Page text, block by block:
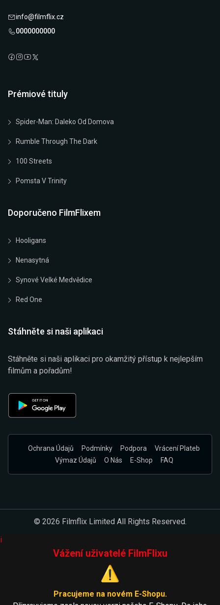
info@filmflix.cz
0000000000
Prémiové tituly
Spider-Man: Daleko Od Domova
Rumble Through The Dark
100 Streets
Pomsta V Trinity
Doporučeno FilmFlixem
Hooligans
Nenasytná
Synové Velké Medvědice
Red One
Stáhněte si naši aplikaci
Stáhněte si naši aplikaci pro okamžitý přístup k nejlepším
filmům a pořadům!
Ochrana Údajů Podmínky Podpora
Vrácení Plateb
Výmaz Údajů
O Nás E-Shop FAQ
© 2026 Filmflix Limited All Rights Reserved.
i
Vážení uživatelé FilmFlixu
⚠️
Pracujeme na novém E-Shopu.